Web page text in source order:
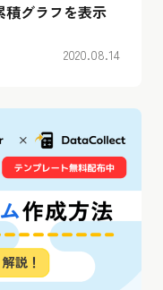
グラフを表示
2020.08.14